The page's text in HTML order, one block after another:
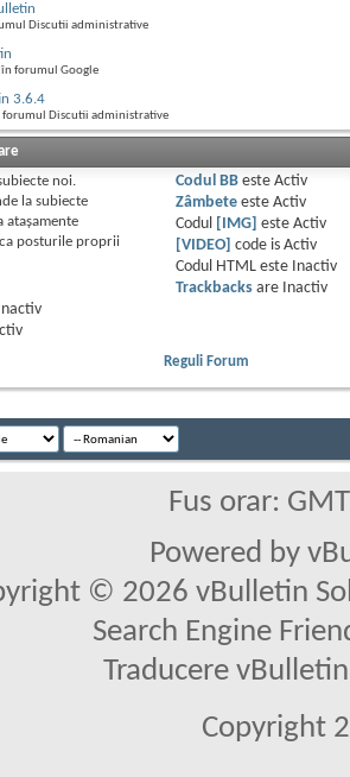
Discutii administrative
în forumul Google
3.6.4
forumul Discutii administrative
noi.
la subiecte
ataşamente
posturile proprii
Codul BBeste Activ
Zâmbeteeste Activ
Codul
[IMG] este Activ
[VIDEO]
code is Activ
Codul HTML este
Inactiv
Trackbacksare
Inactiv
Inactiv
Reguli Forum
Fus orar:
Powered by
© 2026 vBulletin
Search Engine
Traducere
Copyright